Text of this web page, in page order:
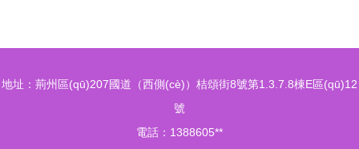
地址：荊州區(qū)207國道（西側(cè)）桔頌街8號第1.3.7.8棟E區(qū)12
號
電話：1388605**